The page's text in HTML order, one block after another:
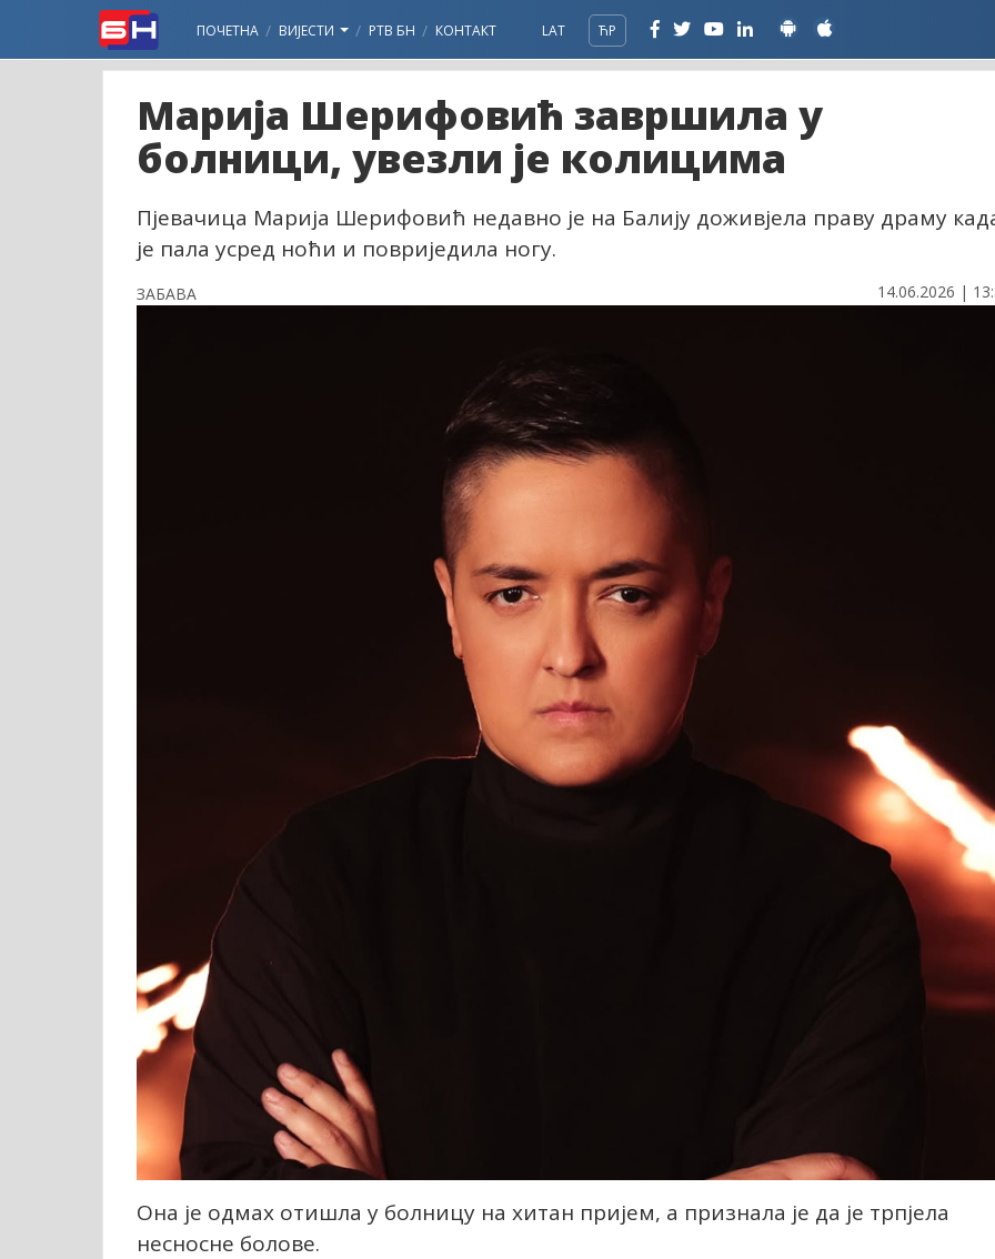
ПОЧЕТНА ВИЈЕСТИ РТВ БН КОНТАКТ LAT ЋР
Марија Шерифовић завршила у
болници, увезли је колицима
Пјевачица Марија Шерифовић недавно је на Балију доживјела праву драму
је пала усред ноћи и повриједила ногу.
ЗАБАВА 14.06.2026 |
Она је одмах отишла у болницу на хитан пријем, а признала је да је трпјела
несносне болове.